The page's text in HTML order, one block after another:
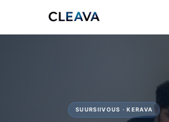
SUURSIIVOUS · KERAVA